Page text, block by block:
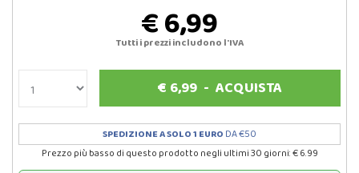
€ 6,99
Tutti i prezzi includono l'IVA
€ 6,99 -ACQUISTA
SPEDIZIONE A SOLO 1 EURO DA €50
Prezzo più basso di questo prodotto negli ultimi 30 giorni: € 6.99